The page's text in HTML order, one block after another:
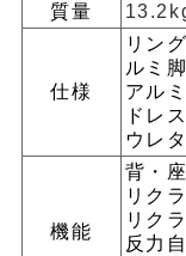
質量
仕様
リン
ルミ
アル
ドレ
ウレ
機能
背・
リク
リク
反力